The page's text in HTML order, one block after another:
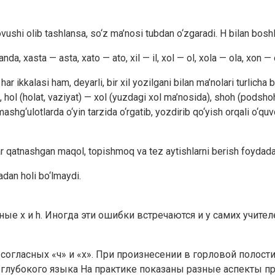
olib tashlansa, so‘z ma’nosi tubdan o‘zgaradi. H bilan
xasta — asta, xato — ato, xil — il, xol — ol, xola — ola, xon
ikkalasi ham, deyarli, bir xil yozilgani bilan ma’nolari turlicha
(holat, vaziyat) — xol (yuzdagi xol ma’nosida), shoh
o‘yin tarzida o‘rgatib, yozdirib qo‘yish orqali
qatnashgan maqol, topishmoq va tez aytishlarni berish
holi bo‘lmaydi.
x и h. Иногда эти ошибки встречаются и у самих
«ч» и «х». При произнесении в горловой
языка На практике показаны разные аспекты